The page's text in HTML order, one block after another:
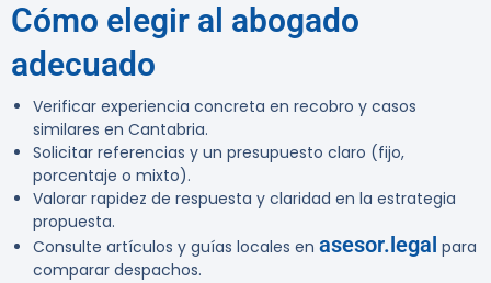
Cómo elegir al abogado
adecuado
Verificar experiencia concreta en recobro y casos
similares en Cantabria.
Solicitar referencias y un presupuesto claro (fijo,
porcentaje o mixto).
Valorar rapidez de respuesta y claridad en la estrategia
propuesta.
Consulte artículos y guías locales en asesor.legal para
comparar despachos.